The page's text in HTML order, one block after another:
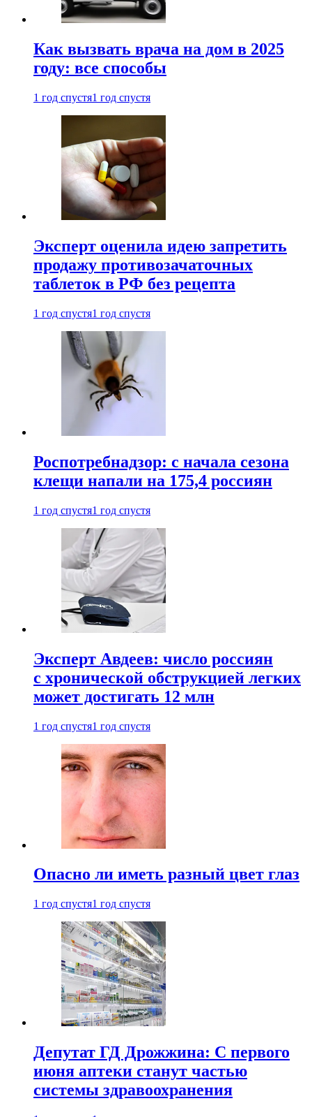
Как вызвать врача на дом в 2025
году: все способы
1 год спустя1 год спустя
Эксперт оценила идею запретить
продажу противозачаточных
таблеток в РФ без рецепта
1 год спустя1 год спустя
Роспотребнадзор: с начала сезона
клещи напали на 175,4 россиян
1 год спустя1 год спустя
Эксперт Авдеев: число россиян
с хронической обструкцией легких
может достигать 12 млн
1 год спустя1 год спустя
Опасно ли иметь разный цвет глаз
1 год спустя1 год спустя
Депутат ГД Дрожжина: С первого
июня аптеки станут частью
системы здравоохранения